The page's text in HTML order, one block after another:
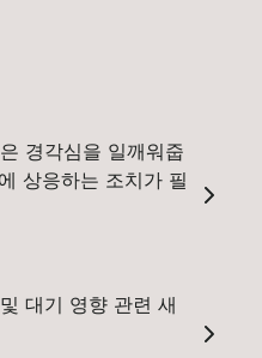
경각심을 일깨워줍
상응하는 조치가 필
대기 영향 관련 새